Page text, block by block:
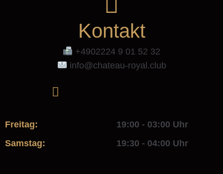
Kontakt
+4902224 9 01 52 32
info@chateau-royal.club
Freitag:
19:00 - 03:00 Uhr
Samstag:
19:30 - 04:00 Uhr